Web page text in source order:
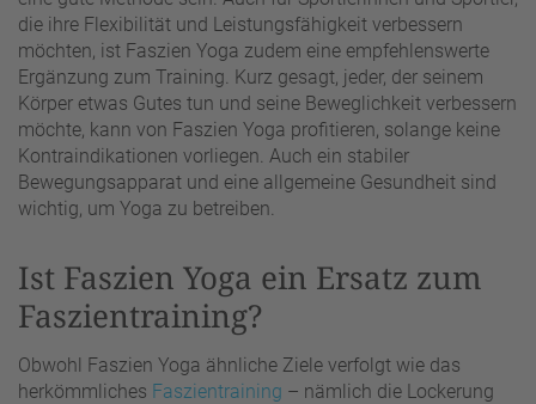
die ihre Flexibilität und Leistungsfähigkeit verbessern
möchten, ist Faszien Yoga zudem eine empfehlenswerte
Ergänzung zum Training. Kurz gesagt, jeder, der seinem
Körper etwas Gutes tun und seine Beweglichkeit verbessern
möchte, kann von Faszien Yoga profitieren, solange keine
Kontraindikationen vorliegen. Auch ein stabiler
Bewegungsapparat und eine allgemeine Gesundheit sind
wichtig, um Yoga zu betreiben.
Ist Faszien Yoga ein Ersatz zum
Faszientraining?
Obwohl Faszien Yoga ähnliche Ziele verfolgt wie das
herkömmliches Faszientraining – nämlich die Lockerung